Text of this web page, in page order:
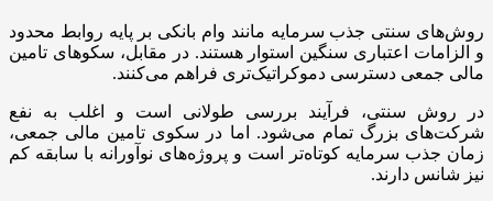
روش‌های سنتی جذب سرمایه مانند وام بانکی بر پایه روابط محدود
و الزامات اعتباری سنگین استوار هستند. در مقابل، سکوهای تامین
مالی جمعی دسترسی دموکراتیک‌تری فراهم می‌کنند.
در روش سنتی، فرآیند بررسی طولانی است و اغلب به نفع
شرکت‌های بزرگ تمام می‌شود. اما در سکوی تامین مالی جمعی،
زمان جذب سرمایه کوتاه‌تر است و پروژه‌های نوآورانه با سابقه کم
نیز شانس دارند.